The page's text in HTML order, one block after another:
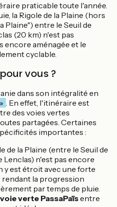
praticable toute l'année.
la Rigole de la Plaine (hors
Plaine") entre le Seuil de
(20 km) n'est pas
encore aménagée et le
cyclable.
vous ?
dans son intégralité en
. En effet, l'itinéraire est
des voies vertes
partagées. Certaines
importantes :
de la Plaine (entre le Seuil de
Lenclas) n'est pas encore
y est étroit avec une forte
rendant la progression
par temps de pluie.
verte PassaPaïsentre